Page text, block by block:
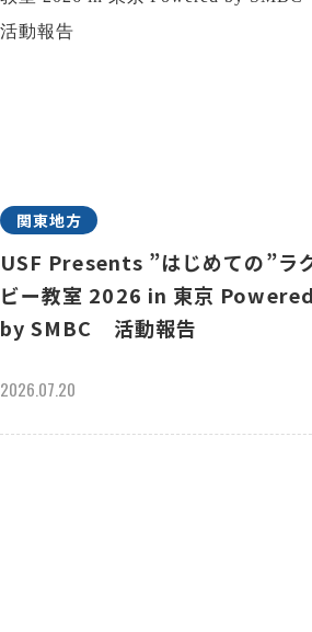
関東地方
USF Presents ”はじめての”ラ
ビー教室 2026 in 東京 Powered
by SMBC 活動報告
2026.07.20